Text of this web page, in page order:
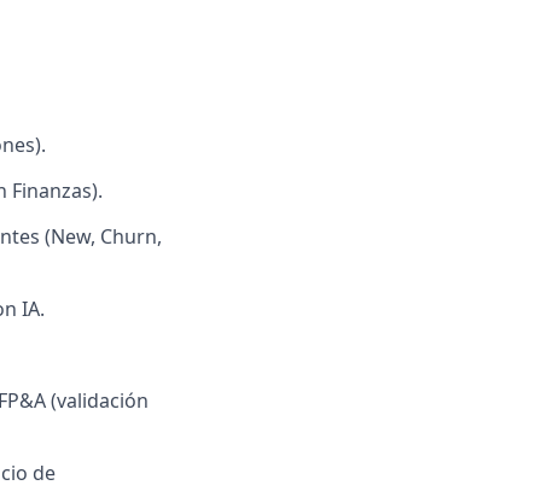
(New, Churn,
IA.
(validación
de